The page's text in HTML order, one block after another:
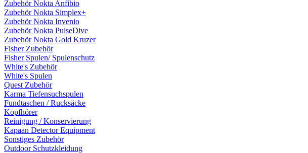
Zubehör Nokta Anfibio
Zubehör Nokta Simplex+
Zubehör Nokta Invenio
Zubehör Nokta PulseDive
Zubehör Nokta Gold Kruzer
Fisher Zubehör
Fisher Spulen/ Spulenschutz
White's Zubehör
White's Spulen
Quest Zubehör
Karma Tiefensuchspulen
Fundtaschen / Rucksäcke
Kopfhörer
Reinigung / Konservierung
Kapaan Detector Equipment
Sonstiges Zubehör
Outdoor Schutzkleidung